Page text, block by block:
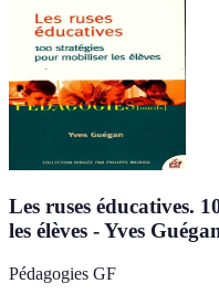
Les ruses éducatives.
les élèves - Yves
Pédagogies GF